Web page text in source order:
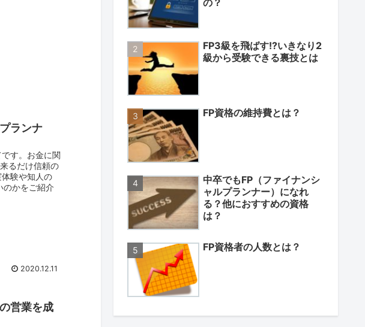
ランナ
す。お金に関
るだけ信頼の
験や知人の
のかをご紹介
2020.12.11
営業を成
FP3級を飛ばす!?いきなり2
級から受験できる裏技とは
FP資格の維持費とは？
中卒でもFP（ファイナンシ
ャルプランナー）になれ
る？他におすすめの資格
は？
FP資格者の人数とは？